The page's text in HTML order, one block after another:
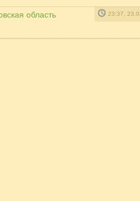
область 23:37,